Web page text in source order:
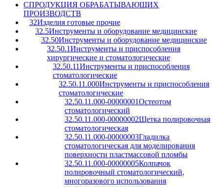
CПРОДУКЦИЯ ОБРАБАТЫВАЮЩИХ
ПРОИЗВОДСТВ
32Изделия готовые прочие
32.5Инструменты и оборудование медицинские
32.50Инструменты и оборудование медицинские
32.50.1Инструменты и приспособления
хирургические и стоматологические
32.50.11Инструменты и приспособления
стоматологические
32.50.11.000Инструменты и приспособления
стоматологические
32.50.11.000-00000001Остеотом
стоматологический
32.50.11.000-00000002Щетка полировочная
стоматологическая
32.50.11.000-00000003Гладилка
стоматологическая для моделирования
поверхности пластмассовой пломбы
32.50.11.000-00000005Колпачок
полировочный стоматологический,
многоразового использования